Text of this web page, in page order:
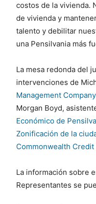
costos de la vivienda.
de vivienda y
talento y debilitar
una Pensilvania más
La mesa redonda del
intervenciones de
Management Company
Morgan Boyd,
Económico de
Zonificación de la
Commonwealth Credit
La información sobre
Representantes se